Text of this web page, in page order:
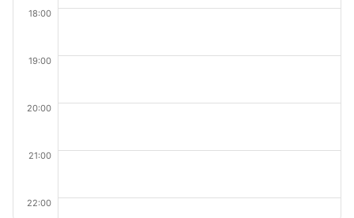
18:00
19:00
20:00
21:00
22:00